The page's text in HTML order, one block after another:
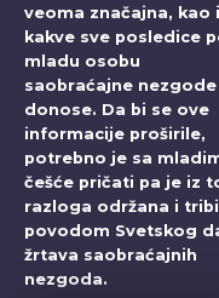
veoma značajna, kao i
kakve sve posledice
mladu osobu
saobraćajne nezgode
donose. Da bi se ove
informacije proširile,
potrebno je sa
češće pričati pa je iz
razloga održana i
povodom Svetskog
žrtava saobraćajnih
nezgoda.